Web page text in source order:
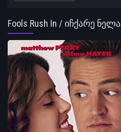
Fools Rush In / იჩქარე ნელა